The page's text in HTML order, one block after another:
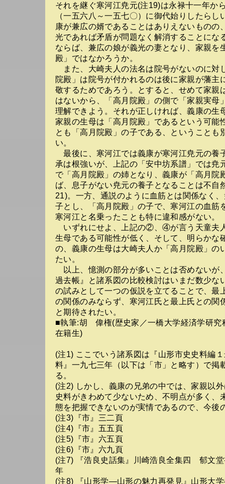
それを継ぐ寒河江尭元(注19)は永禄十一年か
（一五六八～一五七〇）に御代始りしたらし
康が兼広の婿であることはありえないものの
光であれば矛盾が問題なく解消することにな
ならば、兼広の娘が義光の妻となり、家親を
殿」ではなかろうか。
また、大崎夫人の法名は院号がないのに対
院殿」は院号が付かれるのは後に家親が藩主
敬するためであろう。とすると、せめて家親
はないから、「高月院殿」の側で「家親実母
理解できよう。それが正しければ、義康の生
家親の生母は「高月院殿」であるという可能
とも「高月院殿」の子である、ということも
い。
最後に、寒河江では義康が寒河江尭元の養
承は根強いが、上記の「安中坊系譜」では尭
で「高月院殿」の姉となり、義康が「高月院
ば、息子がない尭元の養子となることは不自
21)。一方、通説のように血筋とは関係なく
子とし、「高月院殿」の子で、寒河江の血筋
寒河江と名乗ったことも特に違和感がない。
いずれにせよ、上記の②、④が言う天童夫
生母である可能性が低く、そして、明らかな
の、義康の生母は大崎夫人か「高月院殿」の
たい。
以上、憶測の部分が多いことは否めないが
過去帳』と諸系図の比較検討はいまだ数少な
の試みとして一つの仮説を立てることで、最
の関係のみならず、寒河江氏と最上氏との関
と期待されたい。
■執筆:胡 偉権(歴史家／一橋大学経済学研究
在籍生)
(注1) ここでいう諸系図は『山形市史史料編
料』一九七三年（以下は「市」と略す）で掲
る。
(注2) しかし、義康の兄弟の中では、家親以
史料がきわめて少ないため、不明点が多く、
態を把握できないのが実情であるので、今後
(注3)『市』三二頁
(注4)『市』五五頁
(注5)『市』六五頁
(注6)『市』六九頁
(注7) 『浩良史話集』川崎浩良全集四 郁文
年
(注8) 『山形学―山形の魅力再発見』山形大